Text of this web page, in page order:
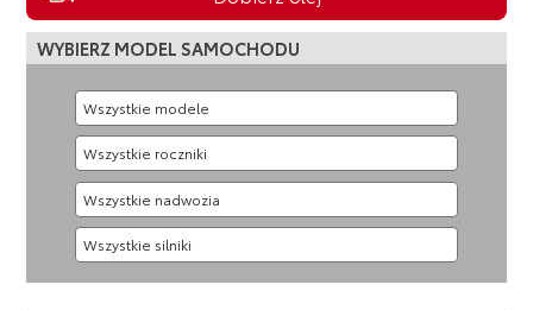
WYBIERZ MODEL SAMOCHODU